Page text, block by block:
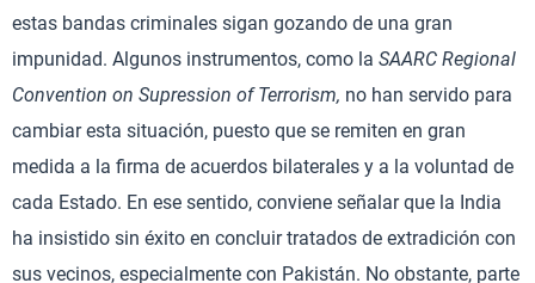
estas bandas criminales sigan gozando de una gran
impunidad. Algunos instrumentos, como la SAARC Regional
Convention on Supression of Terrorism, no han servido para
cambiar esta situación, puesto que se remiten en gran
medida a la firma de acuerdos bilaterales y a la voluntad de
cada Estado. En ese sentido, conviene señalar que la India
ha insistido sin éxito en concluir tratados de extradición con
sus vecinos, especialmente con Pakistán. No obstante, parte